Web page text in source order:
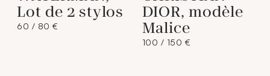
Lot de 2 stylos
60 / 80 €
DIOR, modèle
Malice
100 / 150 €